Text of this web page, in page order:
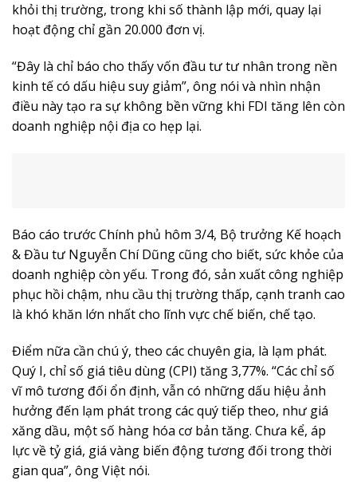
khỏi thị trường, trong khi số thành lập mới, quay lại
hoạt động chỉ gần 20.000 đơn vị.
“Đây là chỉ báo cho thấy vốn đầu tư tư nhân trong nền
kinh tế có dấu hiệu suy giảm”, ông nói và nhìn nhận
điều này tạo ra sự không bền vững khi FDI tăng lên còn
doanh nghiệp nội địa co hẹp lại.
Báo cáo trước Chính phủ hôm 3/4, Bộ trưởng Kế hoạch
& Đầu tư Nguyễn Chí Dũng cũng cho biết, sức khỏe của
doanh nghiệp còn yếu. Trong đó, sản xuất công nghiệp
phục hồi chậm, nhu cầu thị trường thấp, cạnh tranh cao
là khó khăn lớn nhất cho lĩnh vực chế biến, chế tạo.
Điểm nữa cần chú ý, theo các chuyên gia, là lạm phát.
Quý I, chỉ số giá tiêu dùng (CPI) tăng 3,77%. “Các chỉ số
vĩ mô tương đối ổn định, vẫn có những dấu hiệu ảnh
hưởng đến lạm phát trong các quý tiếp theo, như giá
xăng dầu, một số hàng hóa cơ bản tăng. Chưa kể, áp
lực về tỷ giá, giá vàng biến động tương đối trong thời
gian qua”, ông Việt nói.